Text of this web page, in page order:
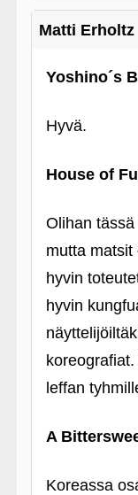
Matti Erholtz
Yoshino´s
Hyvä.
House of
Olihan
mutta
hyvin
hyvin
leffan
A
Koreassa